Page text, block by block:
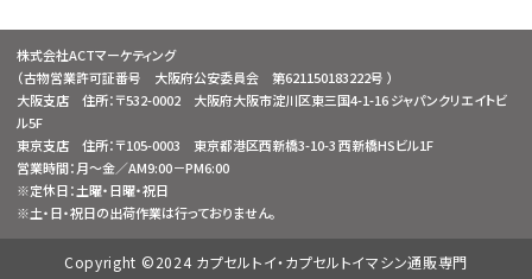
株式会社ACTマーケティング
（古物営業許可証番号 大阪府公安委員会 第621150183222号 ）
大阪支店 住所：〒532-0002 大阪府大阪市淀川区東三国4-1-16 ジャパンクリエイトビ
ル5F
東京支店 住所：〒105-0003 東京都港区西新橋3-10-3 西新橋HSビル1F
営業時間：月～金／AM9:00－PM6:00
※定休日：土曜・日曜・祝日
※土・日・祝日の出荷作業は行っておりません。
Copyright ©2024 カプセルトイ・カプセルトイマシン通販専門